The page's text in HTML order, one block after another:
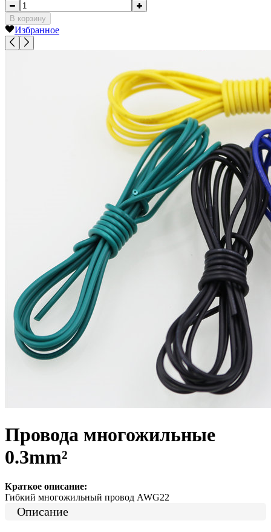
В корзину
Избранное
Провода многожильные
0.3mm²
Краткое описание:
Гибкий многожильный провод AWG22
Описание